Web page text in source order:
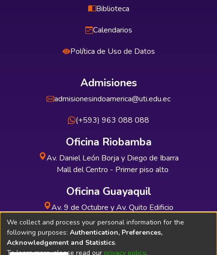
Biblioteca
Calendarios
Política de Uso de Datos
Admisiones
admisionesindoamerica@uti.edu.ec
(+593) 963 088 088
Oficina Riobamba
Av. Daniel León Borja y Diego de Ibarra
Mall del Centro - Primer piso alto
Oficina Guayaquil
Av. 9 de Octubre y Av. Quito Edificio
INDUAUTO - Planta baja
We collect and process your personal information for the
following purposes: Authentication, Preferences,
Acknowledgement and Statistics.
To learn more, please read our privacy policy.